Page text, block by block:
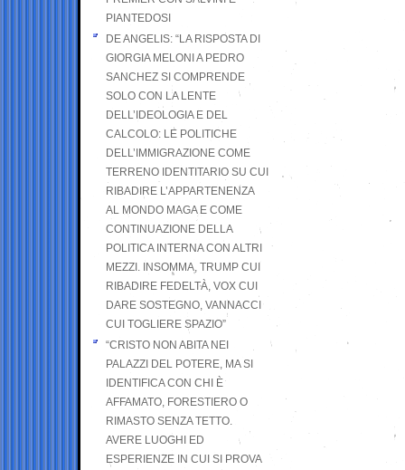
PIANTEDOSI
DE ANGELIS: “LA RISPOSTA DI
GIORGIA MELONI A PEDRO
SANCHEZ SI COMPRENDE
SOLO CON LA LENTE
DELL’IDEOLOGIA E DEL
CALCOLO: LE POLITICHE
DELL’IMMIGRAZIONE COME
TERRENO IDENTITARIO SU CUI
RIBADIRE L’APPARTENENZA
AL MONDO MAGA E COME
CONTINUAZIONE DELLA
POLITICA INTERNA CON ALTRI
MEZZI. INSOMMA, TRUMP CUI
RIBADIRE FEDELTÀ, VOX CUI
DARE SOSTEGNO, VANNACCI
CUI TOGLIERE SPAZIO”
“CRISTO NON ABITA NEI
PALAZZI DEL POTERE, MA SI
IDENTIFICA CON CHI È
AFFAMATO, FORESTIERO O
RIMASTO SENZA TETTO.
AVERE LUOGHI ED
ESPERIENZE IN CUI SI PROVA